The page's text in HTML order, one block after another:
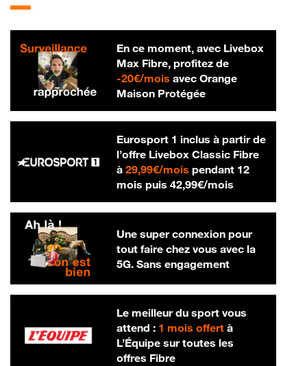
En ce moment, avec Livebox
Max Fibre, profitez de
-20€/mois20 € par mois
avec Orange
Maison Protégée
Eurosport 1 inclus à partir de
l’offre Livebox Classic Fibre
à 29,99€/mois29,99 € par mois
pendant 12
mois puis 42,99€/mois42,99 € par
Une super connexion pour
tout faire chez vous avec la
5G. Sans engagement
Le meilleur du sport vous
attend : 1 mois offertà
L’Équipe sur toutes les
offres Fibre